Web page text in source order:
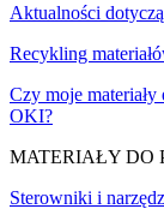
Aktualności
Recykling
Czy moje
OKI?
MATERIAŁY DO
Sterowniki i